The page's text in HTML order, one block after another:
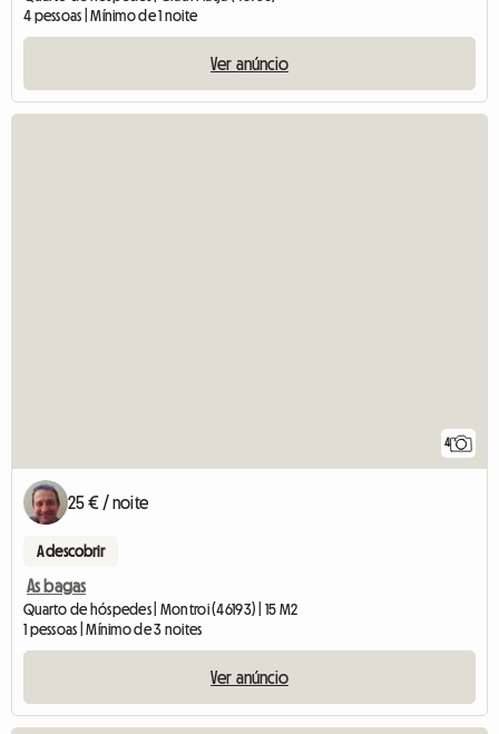
4 pessoas | Mínimo de 1 noite
Ver anúncio
4
25 € / noite
A descobrir
As bagas
Quarto de hóspedes | Montroi (46193) | 15 M2
1 pessoas | Mínimo de 3 noites
Ver anúncio